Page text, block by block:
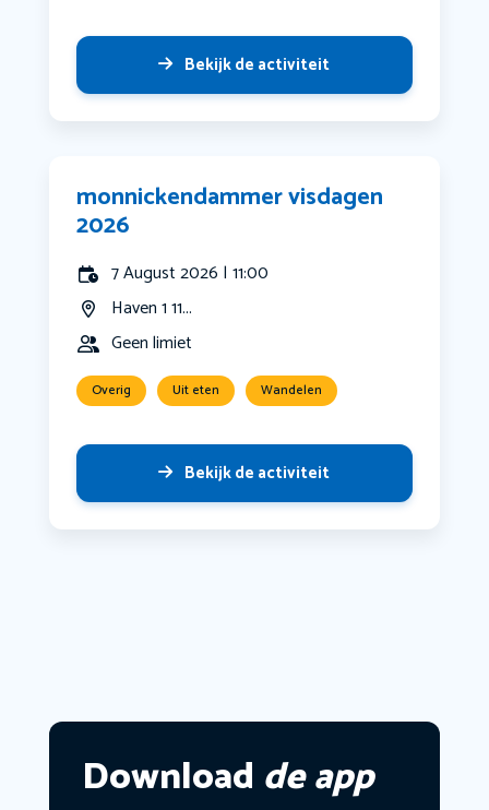
Bekijk de activiteit
monnickendammer visdagen
2026
7 August 2026 | 11:00
Haven 1 11...
Geen limiet
Overig Uit eten Wandelen
Bekijk de activiteit
Download de app